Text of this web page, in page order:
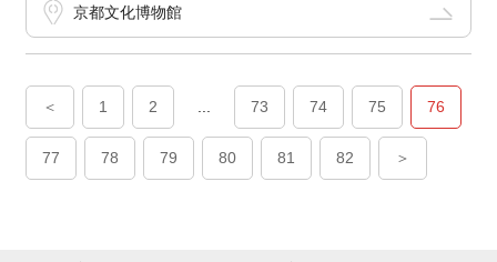
京都文化博物館
＜ 1 2 73 74 75 76
77 78 79 80 81 82 ＞